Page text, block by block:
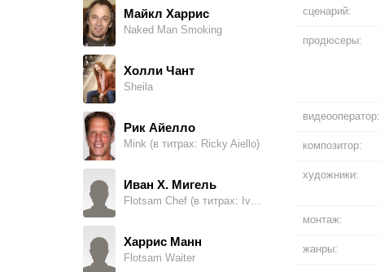
Майкл Харрис
Naked Man Smoking
Холли Чант
Sheila
Рик Айелло
Mink (в титрах: Ricky Aiello)
Иван Х. Мигель
Харрис Манн
Flotsam Waiter
сценарий:
продюсеры:
видеооператор:
композитор:
художники:
монтаж:
жанры: